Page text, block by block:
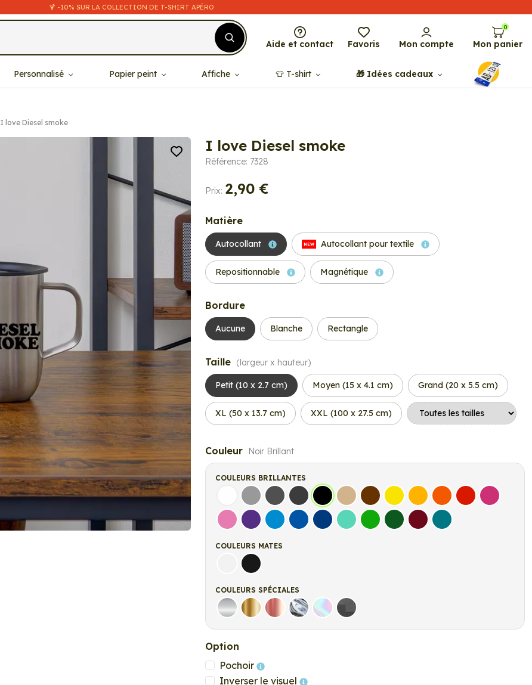
🍹 -10% SUR LA COLLECTION DE T-SHIRT APÉRO
Aide et contact Favoris Mon compte
0
Mon panier
Personnalisé Papier peint Affiche 👕​​ T-shirt 🎁​ Idées cadeaux
I love Diesel smoke
I love Diesel smoke
Référence: 7328
Prix: 2,90 €
Matière
Autocollant NEW Autocollant pour textile
Repositionnable Magnétique
Bordure
Aucune Blanche Rectangle
Taille (largeur x hauteur)
Petit (10 x 2.7 cm) Moyen (15 x 4.1 cm) Grand (20 x 5.5 cm)
XL (50 x 13.7 cm) XXL (100 x 27.5 cm)
Couleur Noir Brillant
COULEURS BRILLANTES
Blanc Gris Gris FoncéGris Anthracite
Noir Beige Marron Jaune ClairJaune Foncé
OrangeRouge Fuchsia
Rose Violet Bleu clairBleu MoyenBleu FoncéBleu VertVert clairVert FoncéBordeauxTurquoise
COULEURS MATES
Blanc matNoir mat
COULEURS SPÉCIALES
Argent Or Rose Gold
ChromeHolographique
Carbone Noir
Option
Pochoir
Inverser le visuel